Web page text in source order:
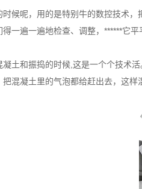
呢，用的是特别牛的数控技术，
得一遍一遍地检查、调整，******它
和振捣的时候,这是一个个技术活
把混凝土里的气泡都给赶出去，这样